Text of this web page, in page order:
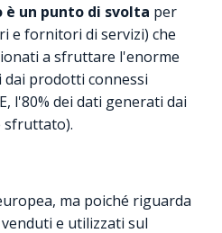
un punto di svolta per
fornitori di servizi) che
a sfruttare l'enorme
prodotti connessi
l'80% dei dati generati dai
sfruttato).
ma poiché riguarda
e utilizzati sul